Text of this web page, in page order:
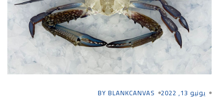
يونيو 13, 2022 BY BLANKCANVAS